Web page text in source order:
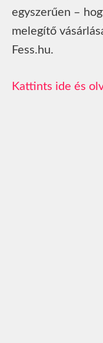
egyszerűen –
melegítő
Fess.hu.